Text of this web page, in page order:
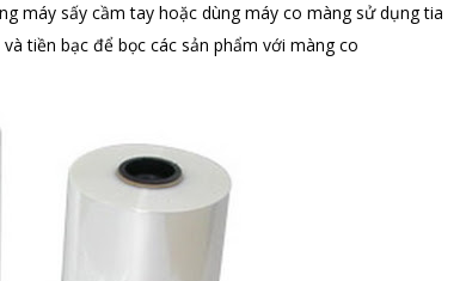
máy sấy cầm tay hoặc dùng máy co màng sử dụng tia
tiền bạc để bọc các sản phẩm với màng co